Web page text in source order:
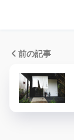
前の記事